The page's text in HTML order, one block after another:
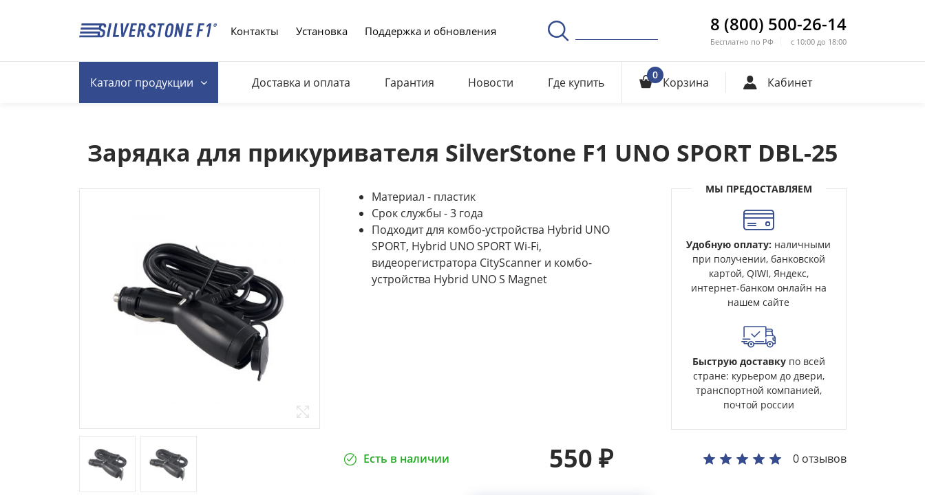
Контакты Установка Поддержка и обновления 8 (800) 500-26-14
Бесплатно по РФ с 10:00 до 18:00
Каталогпродукции Доставка и оплата Гарантия Новости Где купить 0 Корзина Кабинет
Зарядка для прикуривателя SilverStone F1 UNO SPORT DBL-25
Материал - пластик
Срок службы - 3 года
Подходит для комбо-устройства Hybrid UNO
SPORT, Hybrid UNO SPORT Wi-Fi,
видеорегистратора CityScanner и комбо-
устройства Hybrid UNO S Magnet
Есть в наличии 550 ₽ 0 отзывов
МЫ ПРЕДОСТАВЛЯЕМ
Удобную оплату: наличными
при получении, банковской
картой, QIWI, Яндекс,
интернет-банком онлайн на
нашем сайте
Быструю доставкупо всей
стране: курьером до двери,
транспортной компанией,
почтой россии